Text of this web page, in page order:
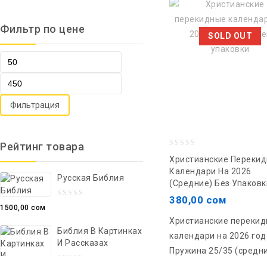
SOLD OUT
out
of
5
Христианские
Календари На 2026
(средние) Без
380,00 сом
Христианские
календари на 2026
Пружина 25/35
Фильтр по цене
Фильтрация
Рейтинг товара
Русская Библия
of
5
1500,00 сом
Библия В Картинках
И Рассказах